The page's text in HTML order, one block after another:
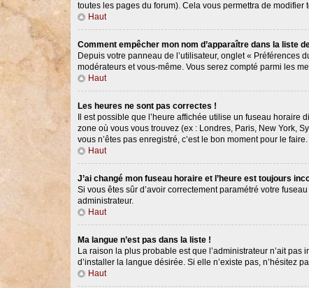
toutes les pages du forum). Cela vous permettra de
Haut
Comment empêcher mon nom d’apparaître dans la liste
Depuis votre panneau de l’utilisateur, onglet « Préférences
modérateurs et vous-même. Vous serez compté parmi les
Haut
Les heures ne sont pas correctes !
Il est possible que l’heure affichée utilise un fuseau
zone où vous vous trouvez (ex : Londres, Paris, New York,
vous n’êtes pas enregistré, c’est le bon moment pour le faire.
Haut
J’ai changé mon fuseau horaire et l’heure est toujours
Si vous êtes sûr d’avoir correctement paramétré votre
administrateur.
Haut
Ma langue n’est pas dans la liste !
La raison la plus probable est que l’administrateur n’ait
d’installer la langue désirée. Si elle n’existe pas, n’hésitez
Haut